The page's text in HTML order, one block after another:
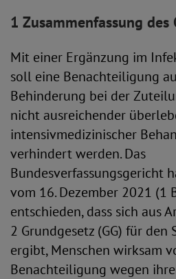
1 Zusammenfassung
Mit einer Ergänzung im
soll eine Benachteiligung
Behinderung bei der
nicht ausreichender
intensivmedizinischer
verhindert werden. Das
Bundesverfassungsgericht
vom 16. Dezember 2021 (1
entschieden, dass sich aus
2 Grundgesetz (GG) für den
ergibt, Menschen wirksam
Benachteiligung wegen